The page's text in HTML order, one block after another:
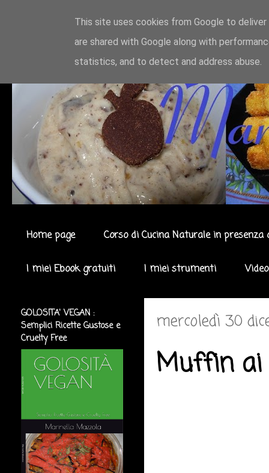
Home page Corso di Cucina Naturale in presenza
I miei Ebook gratuiti I miei strumenti
mercoledì 30
Muffin ai
GOLOSITA' VEGAN :
Semplici Ricette Gustose e
Cruelty Free
This site uses cookies from Google to
are shared with Google along with
statistics, and to detect and address abuse.